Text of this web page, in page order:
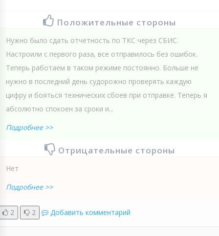
Положительные стороны
Нужно было сдать отчетность по ТКС через СБИС.
Настроили с первого раза, все отправилось без ошибок.
Теперь работаем в таком режиме постоянно. Больше не
нужно в последний день судорожно проверять каждую
цифру и бояться технических сбоев при отправке. Теперь я
абсолютно спокоен за сроки и...
Подробнее >>
Отрицательные стороны
Нет
Подробнее >>
2 2 Добавить комментарий